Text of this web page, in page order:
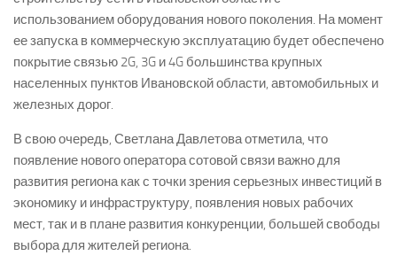
использованием оборудования нового поколения. На момент
ее запуска в коммерческую эксплуатацию будет обеспечено
покрытие связью 2G, 3G и 4G большинства крупных
населенных пунктов Ивановской области, автомобильных и
железных дорог.
В свою очередь, Светлана Давлетова отметила, что
появление нового оператора сотовой связи важно для
развития региона как с точки зрения серьезных инвестиций в
экономику и инфраструктуру, появления новых рабочих
мест, так и в плане развития конкуренции, большей свободы
выбора для жителей региона.